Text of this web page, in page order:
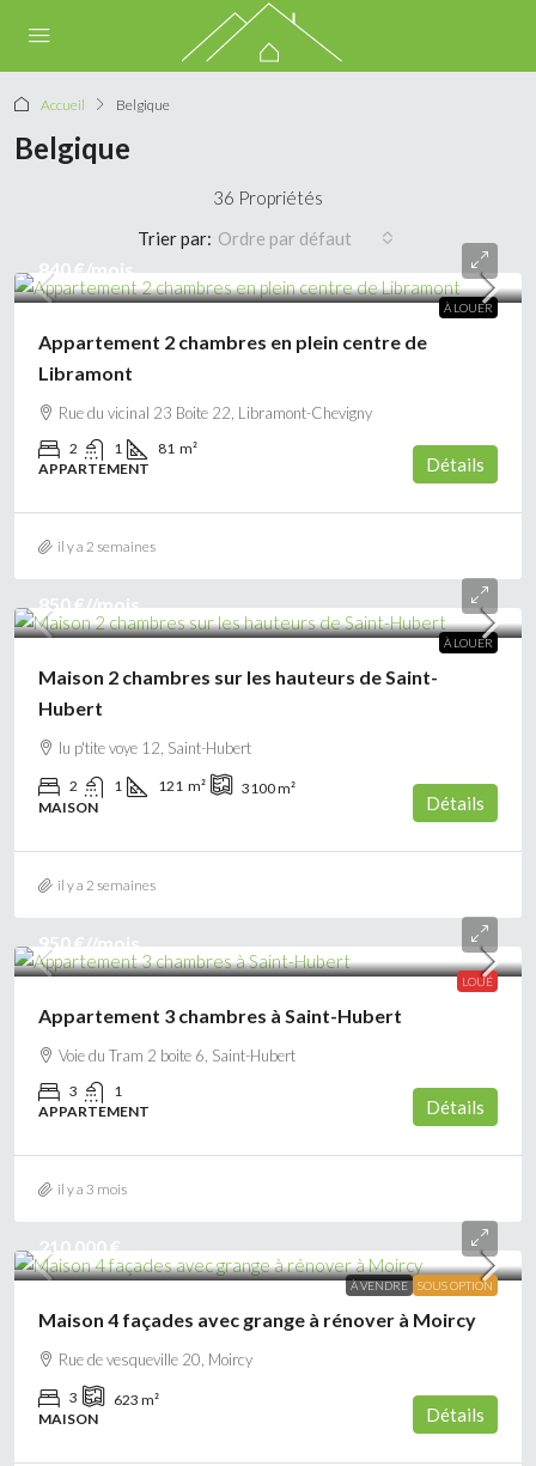
Accueil Belgique
Belgique
36 Propriétés
Trier par: Ordre par défaut
À LOUER
840 €/mois
Appartement 2 chambres en plein centre de
Libramont
Rue du vicinal 23 Boite 22, Libramont-Chevigny
2 1 81 m²
APPARTEMENT
Détails
il y a 2 semaines
À LOUER
850 €//mois
Maison 2 chambres sur les hauteurs de Saint-
Hubert
lu p'tite voye 12, Saint-Hubert
2 1 121 m² 3100m²
MAISON
Détails
il y a 2 semaines
LOUÉ
950 €//mois
Appartement 3 chambres à Saint-Hubert
Voie du Tram 2 boite 6, Saint-Hubert
3
1
APPARTEMENT
Détails
il y a 3 mois
À VENDRE SOUS OPTION
210 000 €
Maison 4 façades avec grange à rénover à Moircy
Rue de vesqueville 20, Moircy
3 623 m²
MAISON
Détails